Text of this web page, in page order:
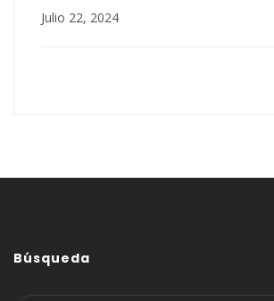
Julio 22, 2024
Búsqueda